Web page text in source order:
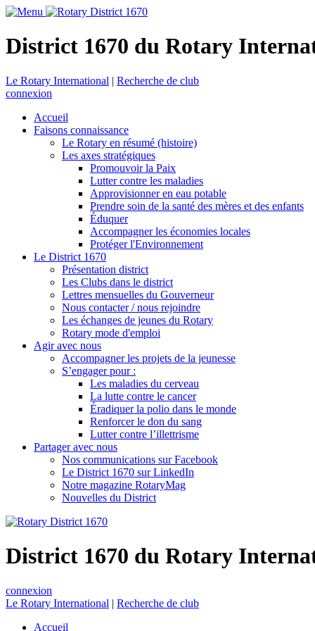
District 1670 du Rotary
Le Rotary International | Recherche de club
connexion
Accueil
Faisons connaissance
Le Rotary en résumé (histoire)
Les axes stratégiques
Promouvoir la Paix
Lutter contre les maladies
Approvisionner en eau potable
Prendre soin de la santé des mères et des enfants
Éduquer
Accompagner les économies locales
Protéger l'Environnement
Le District 1670
Présentation district
Les Clubs dans le district
Lettres mensuelles du Gouverneur
Nous contacter / nous rejoindre
Les échanges de jeunes du Rotary
Rotary mode d'emploi
Agir avec nous
Accompagner les projets de la jeunesse
S’engager pour :
Les maladies du cerveau
La lutte contre le cancer
Éradiquer la polio dans le monde
Renforcer le don du sang
Lutter contre l’illettrisme
Partager avec nous
Nos communications sur Facebook
Le District 1670 sur LinkedIn
Notre magazine RotaryMag
Nouvelles du District
District 1670 du Rotary
connexion
Le Rotary International | Recherche de club
Accueil